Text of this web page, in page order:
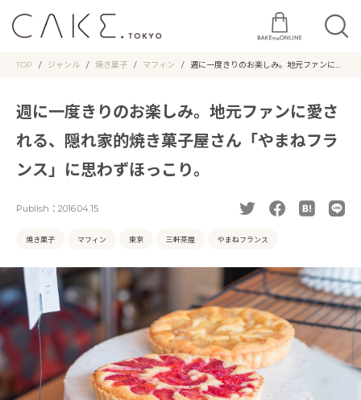
TOP ジャンル 焼き菓子 マフィン
週に一度きりのお楽しみ。地元ファンに愛
週に一度きりのお楽しみ。地元ファンに愛さ
れる、隠れ家的焼き菓子屋さん「やまねフラ
ンス」に思わずほっこり。
Publish： 2016.04.15
焼き菓子 マフィン 東京 三軒茶屋 やまねフランス